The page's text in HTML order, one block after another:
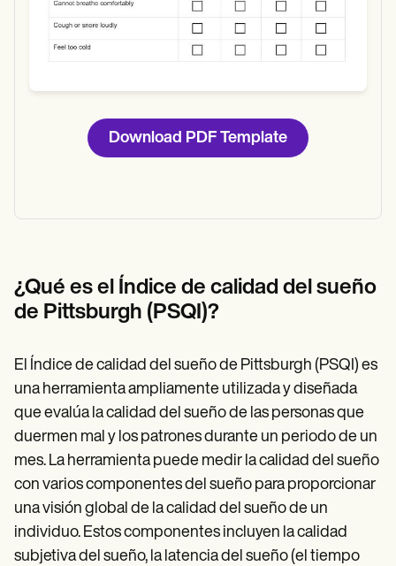
Download PDF Template
¿Qué es el Índice de calidad del sueño
de Pittsburgh (PSQI)?
El Índice de calidad del sueño de Pittsburgh (PSQI) es
una herramienta ampliamente utilizada y diseñada
que evalúa la calidad del sueño de las personas que
duermen mal y los patrones durante un periodo de un
mes. La herramienta puede medir la calidad del sueño
con varios componentes del sueño para proporcionar
una visión global de la calidad del sueño de un
individuo. Estos componentes incluyen la calidad
subjetiva del sueño, la latencia del sueño (el tiempo